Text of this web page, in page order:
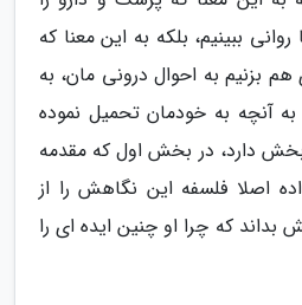
ببینیم، بلکه به این معنا که
بزنیم به احوال درونی مان، به
به آنچه به خودمان تحمیل نموده
و ... این کتاب کلا 4 بخش دارد، در بخش اول که مقدمه
اصلا فلسفه این نگاهش را از
بداند که چرا او چنین ایده ای را